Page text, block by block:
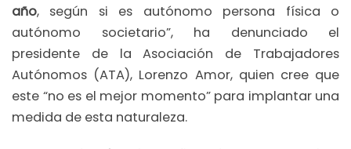
año, según si es autónomo persona física o
autónomo societario”, ha denunciado el
presidente de la Asociación de Trabajadores
Autónomos (ATA), Lorenzo Amor, quien cree que
este “no es el mejor momento” para implantar una
medida de esta naturaleza.